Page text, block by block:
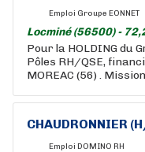
Emploi Groupe EONNET
Locminé (56500) -
Pour la HOLDING du
Pôles RH/QSE,
MOREAC (56) .
CHAUDRONNIER
Emploi DOMINO RH